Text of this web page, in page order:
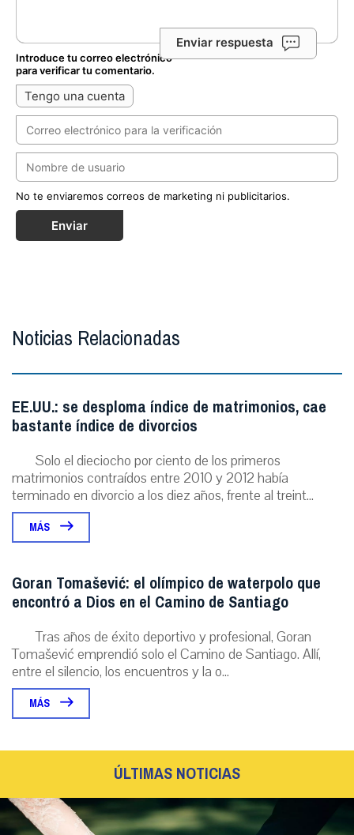
Enviar respuesta
Introduce tu correo electrónico
para verificar tu comentario.
Tengo una cuenta
No te enviaremos correos de marketing ni publicitarios.
Enviar
Noticias Relacionadas
EE.UU.: se desploma índice de matrimonios, cae
bastante índice de divorcios
Solo el dieciocho por ciento de los primeros
matrimonios contraídos entre 2010 y 2012 había
terminado en divorcio a los diez años, frente al treint...
MÁS
Goran Tomašević: el olímpico de waterpolo que
encontró a Dios en el Camino de Santiago
Tras años de éxito deportivo y profesional, Goran
Tomašević emprendió solo el Camino de Santiago. Allí,
entre el silencio, los encuentros y la o...
MÁS
ÚLTIMAS NOTICIAS